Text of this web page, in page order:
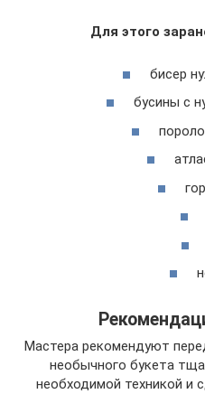
Для этого
бисер
бусины с
Мастера рекомендуют
необычного букета
необходимой техникой и